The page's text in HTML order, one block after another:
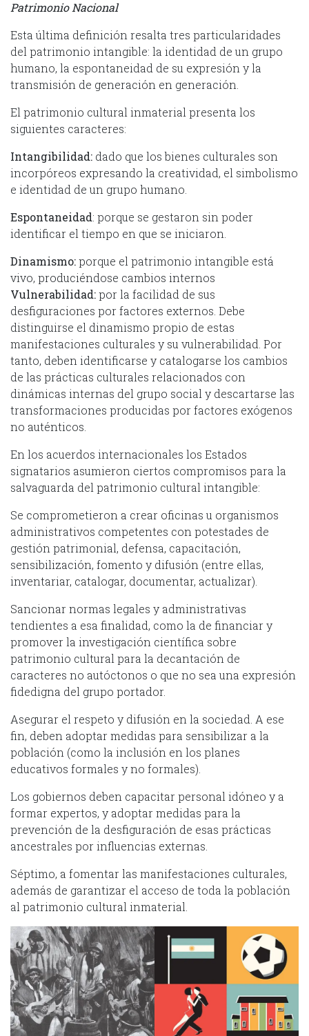
Patrimonio Nacional
Esta última definición resalta tres particularidades
del patrimonio intangible: la identidad de un grupo
humano, la espontaneidad de su expresión y la
transmisión de generación en generación.
El patrimonio cultural inmaterial presenta los
siguientes caracteres:
Intangibilidad: dado que los bienes culturales son
incorpóreos expresando la creatividad, el simbolismo
e identidad de un grupo humano.
Espontaneidad: porque se gestaron sin poder
identificar el tiempo en que se iniciaron.
Dinamismo:porque el patrimonio intangible está
vivo, produciéndose cambios internos
Vulnerabilidad:por la facilidad de sus
desfiguraciones por factores externos. Debe
distinguirse el dinamismo propio de estas
manifestaciones culturales y su vulnerabilidad. Por
tanto, deben identificarse y catalogarse los cambios
de las prácticas culturales relacionados con
dinámicas internas del grupo social y descartarse las
transformaciones producidas por factores exógenos
no auténticos.
En los acuerdos internacionales los Estados
signatarios asumieron ciertos compromisos para la
salvaguarda del patrimonio cultural intangible:
Se comprometieron a crear oficinas u organismos
administrativos competentes con potestades de
gestión patrimonial, defensa, capacitación,
sensibilización, fomento y difusión (entre ellas,
inventariar, catalogar, documentar, actualizar).
Sancionar normas legales y administrativas
tendientes a esa finalidad, como la de financiar y
promover la investigación científica sobre
patrimonio cultural para la decantación de
caracteres no autóctonos o que no sea una expresión
fidedigna del grupo portador.
Asegurar el respeto y difusión en la sociedad. A ese
fin, deben adoptar medidas para sensibilizar a la
población (como la inclusión en los planes
educativos formales y no formales).
Los gobiernos deben capacitar personal idóneo y a
formar expertos, y adoptar medidas para la
prevención de la desfiguración de esas prácticas
ancestrales por influencias externas.
Séptimo, a fomentar las manifestaciones culturales,
además de garantizar el acceso de toda la población
al patrimonio cultural inmaterial.